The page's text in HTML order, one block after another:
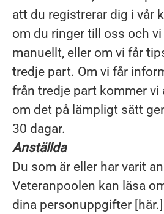
att du registrerar dig i vår
om du ringer till oss och
manuellt, eller om vi får
tredje part. Om vi får
från tredje part kommer vi
om det på lämpligt sätt
30 dagar.
Anställda
Du som är eller har varit
Veteranpoolen kan läsa
dina personuppgifter [här.]